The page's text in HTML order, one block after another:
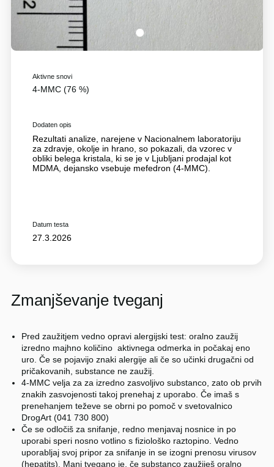
1
Aktivne snovi
4-MMC (76 %)
Dodaten opis
Rezultati analize, narejene v Nacionalnem laboratoriju
za zdravje, okolje in hrano, so pokazali, da vzorec v
obliki belega kristala, ki se je v Ljubljani prodajal kot
MDMA, dejansko vsebuje mefedron (4-MMC).
Datum testa
27.3.2026
Zmanjševanje tveganj
Pred zaužitjem vedno opravi alergijski test: oralno zaužij
izredno majhno količino aktivnega odmerka in počakaj eno
uro. Če se pojavijo znaki alergije ali če so učinki drugačni od
pričakovanih, substance ne zaužij.
4-MMC velja za za izredno zasvoljivo substanco, zato ob prvih
znakih zasvojenosti takoj prenehaj z uporabo. Če imaš s
prenehanjem teževe se obrni po pomoč v svetovalnico
DrogArt (041 730 800)
Če se odločiš za snifanje, redno menjavaj nosnice in po
uporabi speri nosno votlino s fiziološko raztopino. Vedno
uporabljaj svoj pripor za snifanje in se izogni prenosu virusov
(hepatits). Manj tvegano je, če substanco zaužiješ oralno